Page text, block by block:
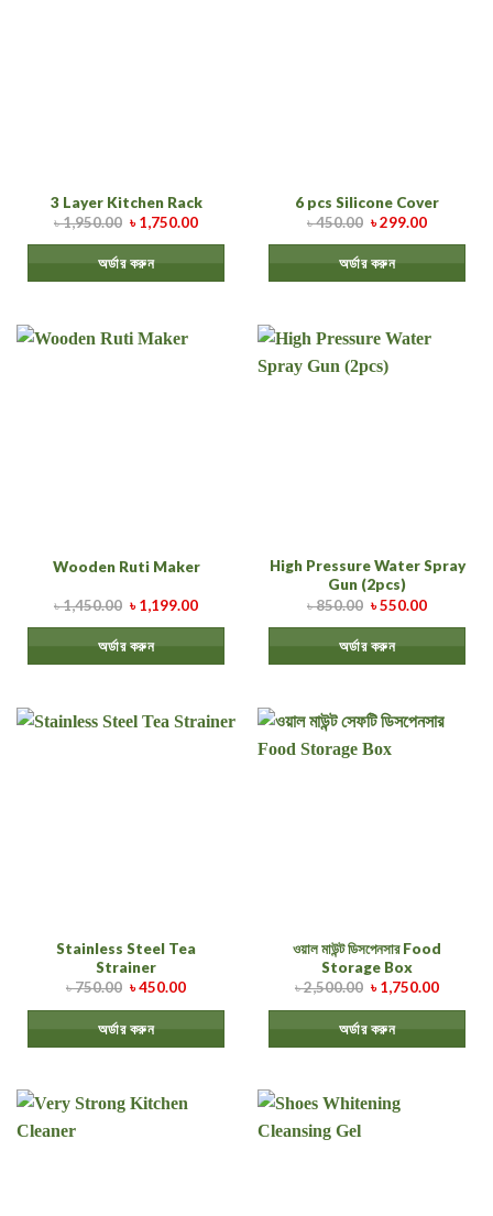
3 Layer Kitchen Rack
৳1,950.00 ৳1,750.00
অর্ডার করুন
6 pcs Silicone Cover
৳450.00 ৳299.00
অর্ডার করুন
Wooden Ruti Maker
৳1,450.00 ৳1,199.00
অর্ডার করুন
High Pressure Water Spray
Gun (2pcs)
৳850.00 ৳550.00
অর্ডার করুন
Stainless Steel Tea
Strainer
৳750.00 ৳450.00
অর্ডার করুন
ওয়াল মাউন্ট ডিসপেনসার Food
Storage Box
৳2,500.00 ৳1,750.00
অর্ডার করুন